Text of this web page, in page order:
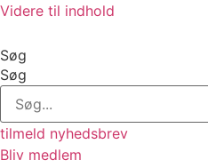
Videre til indhold
Søg
Søg
tilmeld nyhedsbrev
Bliv medlem